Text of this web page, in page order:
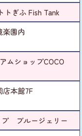
トぎふ Fish Tank
楽園内
ムショップCOCO
店本館7F
プ ブルージェリー